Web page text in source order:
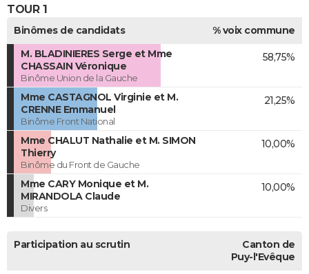
TOUR 1
Binômes de candidats
% voix commune
M. BLADINIERES Serge et Mme
CHASSAIN Véronique
Binôme Union de la Gauche
58,75%
Mme CASTAGNOL Virginie et M.
CRENNE Emmanuel
Binôme Front National
21,25%
Mme CHALUT Nathalie et M. SIMON
Thierry
Binôme du Front de Gauche
10,00%
Mme CARY Monique et M.
MIRANDOLA Claude
Divers
10,00%
Participation au scrutin
Canton de
Puy-l'Evêque